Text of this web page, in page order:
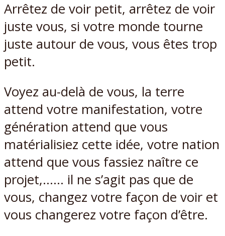
Arrêtez de voir petit, arrêtez de voir
juste vous, si votre monde tourne
juste autour de vous, vous êtes trop
petit.
Voyez au-delà de vous, la terre
attend votre manifestation, votre
génération attend que vous
matérialisiez cette idée, votre nation
attend que vous fassiez naître ce
projet,…… il ne s’agit pas que de
vous, changez votre façon de voir et
vous changerez votre façon d’être.